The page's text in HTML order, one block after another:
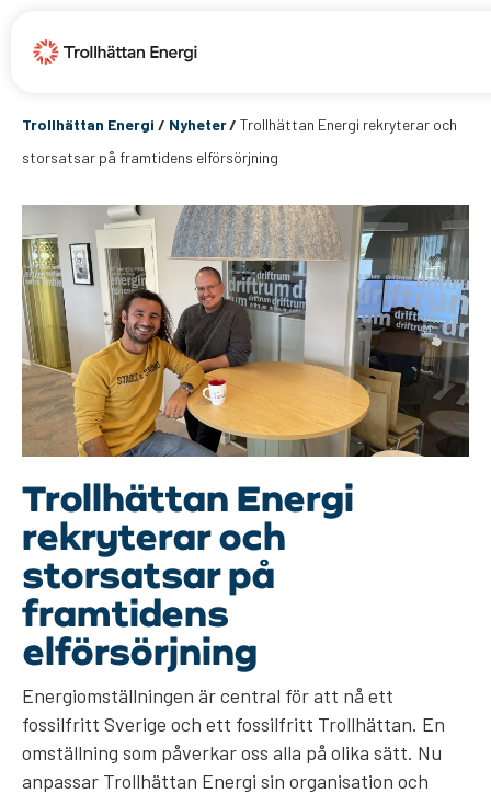
Trollhättan Energi / Nyheter/ Trollhättan Energi rekryterar och
storsatsar på framtidens elförsörjning
Trollhättan Energi
rekryterar och
storsatsar på
framtidens
elförsörjning
Energiomställningen är central för att nå ett
fossilfritt Sverige och ett fossilfritt Trollhättan. En
omställning som påverkar oss alla på olika sätt. Nu
anpassar Trollhättan Energi sin organisation och